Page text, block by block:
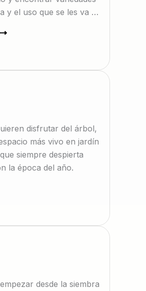
y el uso que se les va a
disfrutar del árbol,
más vivo en jardín
siempre despierta
la época del año.
desde la siembra